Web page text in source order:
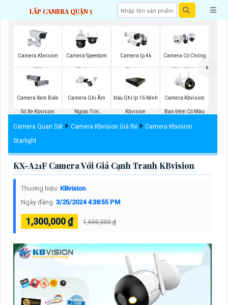
LẮP CAMERA QUẬN 5
Camera Kbvision
2K
Camera Speedom
Kbvision
Camera Ip 4k
Kbvision
Camera Có Chống
Xâm Nhập
Kbvision
Camera Xem Biển
Số Xe Kbvision
Camera Ghi Âm
Ngoài Trời
Kbvision
Đầu Ghi Ip 16 Kênh
Kbvision
Camera Kbvision
Ban Đêm Có Màu
Camera Quan Sát Camera Kbvision Giá Rẻ
Camera Kbvision
Starlight
KX-A21F Camera Với Giá Cạnh Tranh KBvision
Thương hiệu: KBvision
Ngày đăng: 3/25/2024 4:38:55 PM
1,300,000 ₫ 1,600,000 ₫